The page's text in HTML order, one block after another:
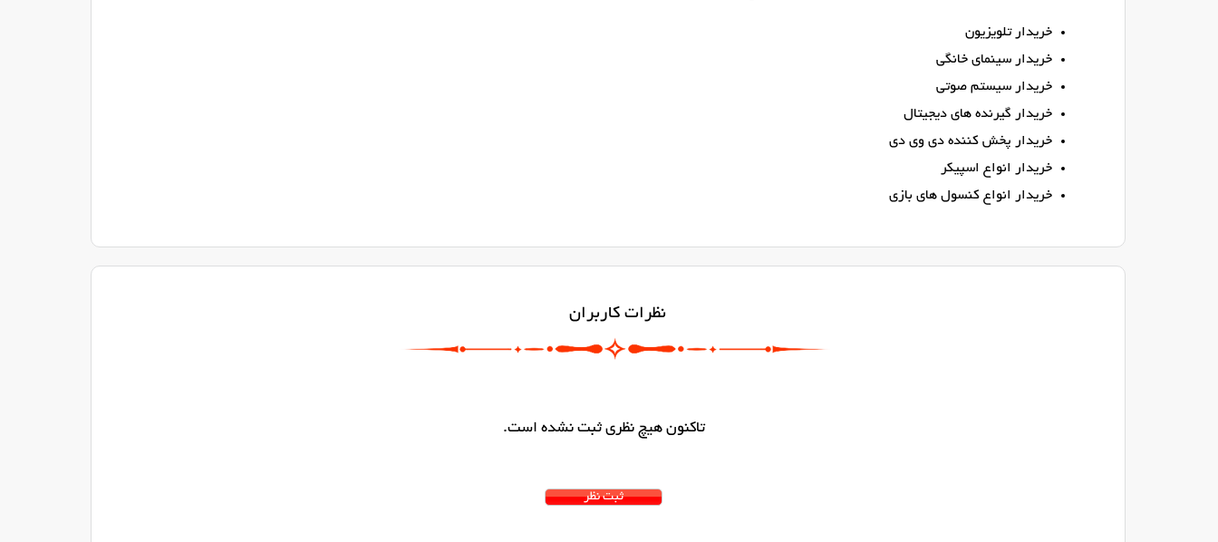
خریدار تلویزیون
خریدار سینمای خانگی
خریدار سیستم صوتی
خریدار گیرنده های دیجیتال
خریدار پخش کننده دی وی دی
خریدار انواع اسپیکر
خریدار انواع کنسول های بازی
نظرات کاربران
تاکنون هیچ نظری ثبت نشده است.